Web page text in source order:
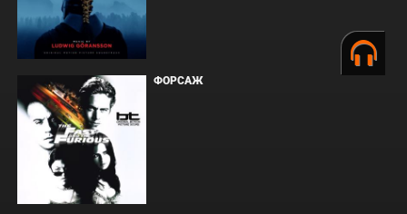
ФОРСАЖ